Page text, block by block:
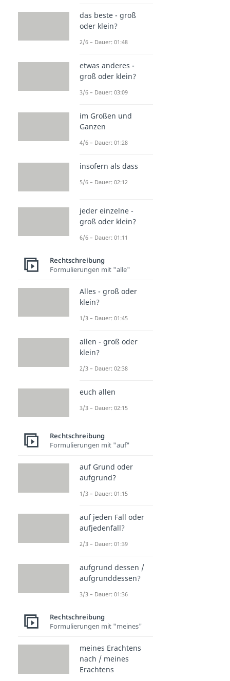
das beste - groß
oder klein?
2/6 – Dauer: 01:48
etwas anderes -
groß oder klein?
3/6 – Dauer: 03:09
im Großen und
Ganzen
4/6 – Dauer: 01:28
insofern als dass
5/6 – Dauer: 02:12
jeder einzelne -
groß oder klein?
6/6 – Dauer: 01:11
Rechtschreibung
Formulierungen mit "alle"
Alles - groß oder
klein?
1/3 – Dauer: 01:45
allen - groß oder
klein?
2/3 – Dauer: 02:38
euch allen
3/3 – Dauer: 02:15
Rechtschreibung
Formulierungen mit "auf"
auf Grund oder
aufgrund?
1/3 – Dauer: 01:15
auf jeden Fall oder
aufjedenfall?
2/3 – Dauer: 01:39
aufgrund dessen /
aufgrunddessen?
3/3 – Dauer: 01:36
Rechtschreibung
Formulierungen mit "meines"
meines Erachtens
nach / meines
Erachtens